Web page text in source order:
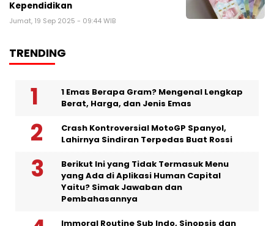
Kependidikan
Jumat, 19 Sep 2025 - 09:44 WIB
TRENDING
1 Emas Berapa Gram? Mengenal Lengkap
Berat, Harga, dan Jenis Emas
Crash Kontroversial MotoGP Spanyol,
Lahirnya Sindiran Terpedas Buat Rossi
Berikut Ini yang Tidak Termasuk Menu
yang Ada di Aplikasi Human Capital
Yaitu? Simak Jawaban dan
Pembahasannya
Immoral Routine Sub Indo, Sinopsis dan